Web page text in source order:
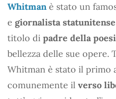
Whitmanè stato un
e giornalista statunitense
titolo di padre della
bellezza delle sue opere.
Whitman è stato il primo
comunemente il verso